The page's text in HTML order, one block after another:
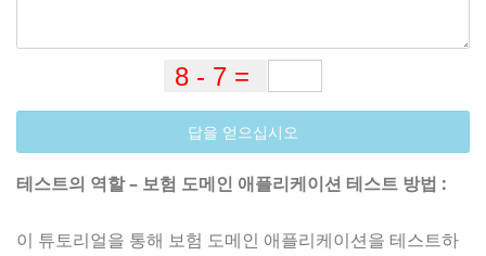
답을 얻으십시오
테스트의 역할 – 보험 도메인 애플리케이션 테스트 방법 :
이 튜토리얼을 통해 보험 도메인 애플리케이션을 테스트하